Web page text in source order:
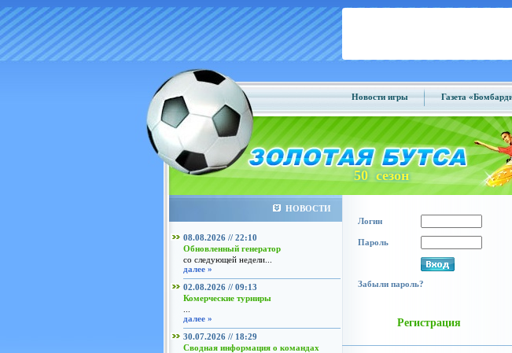
Новости игры Газета
50 сезон
НОВОСТИ
08.08.2026 // 22:10
Обновленный генератор
со следующей недели...
далее »
02.08.2026 // 09:13
Комерческие турниры
далее »
30.07.2026 // 18:29
Сводная информация о командах
Логин
Пароль
Забыли пароль?
Регистрация